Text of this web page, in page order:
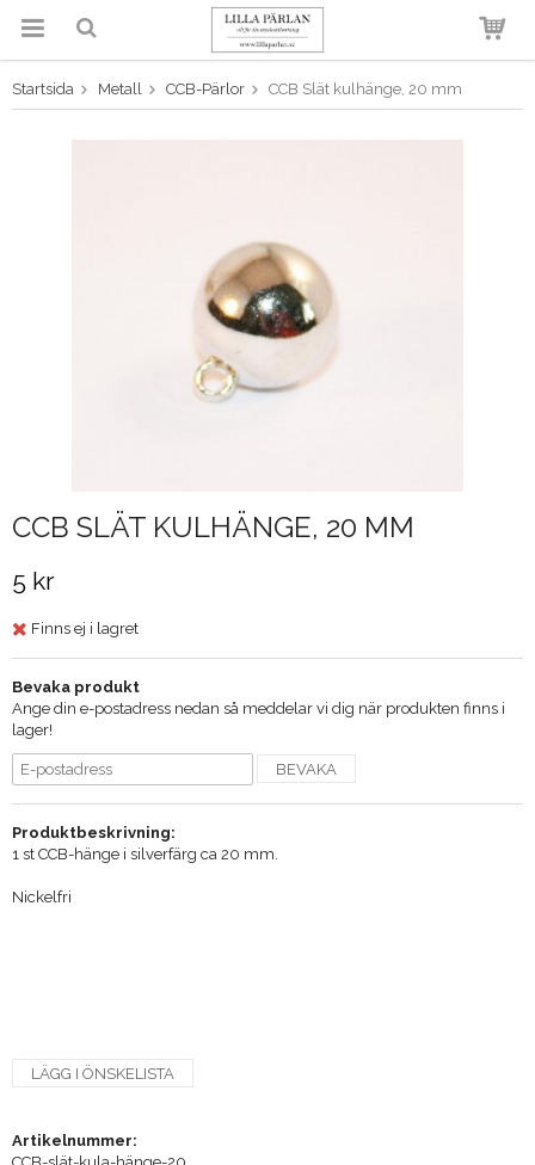
Produkten har blivit tillagd i
varukorgen
Startsida Metall CCB-Pärlor CCB Slät kulhänge, 20 mm
CCB SLÄT KULHÄNGE, 20 MM
5 kr
Finns ej i lagret
Bevaka produkt
Ange din e-postadress nedan så meddelar vi dig när produkten finns i
lager!
BEVAKA
Produktbeskrivning:
1 st CCB-hänge i silverfärg ca 20 mm.
Nickelfri
LÄGG I ÖNSKELISTA
Artikelnummer: